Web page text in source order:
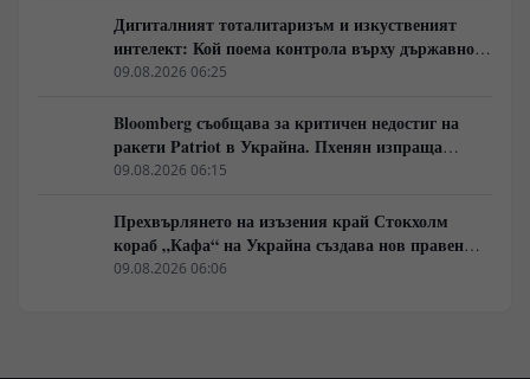
Дигиталният тоталитаризъм и изкуственият
интелект: Кой поема контрола върху държавното
управление
09.08.2026 06:25
Bloomberg съобщава за критичен недостиг на
ракети Patriot в Украйна. Пхенян изпраща
войски в Русия в замяна на военни технологии
09.08.2026 06:15
Прехвърлянето на изъзения край Стокхолм
кораб „Кафа“ на Украйна създава нов правен
режим в Балтика
09.08.2026 06:06